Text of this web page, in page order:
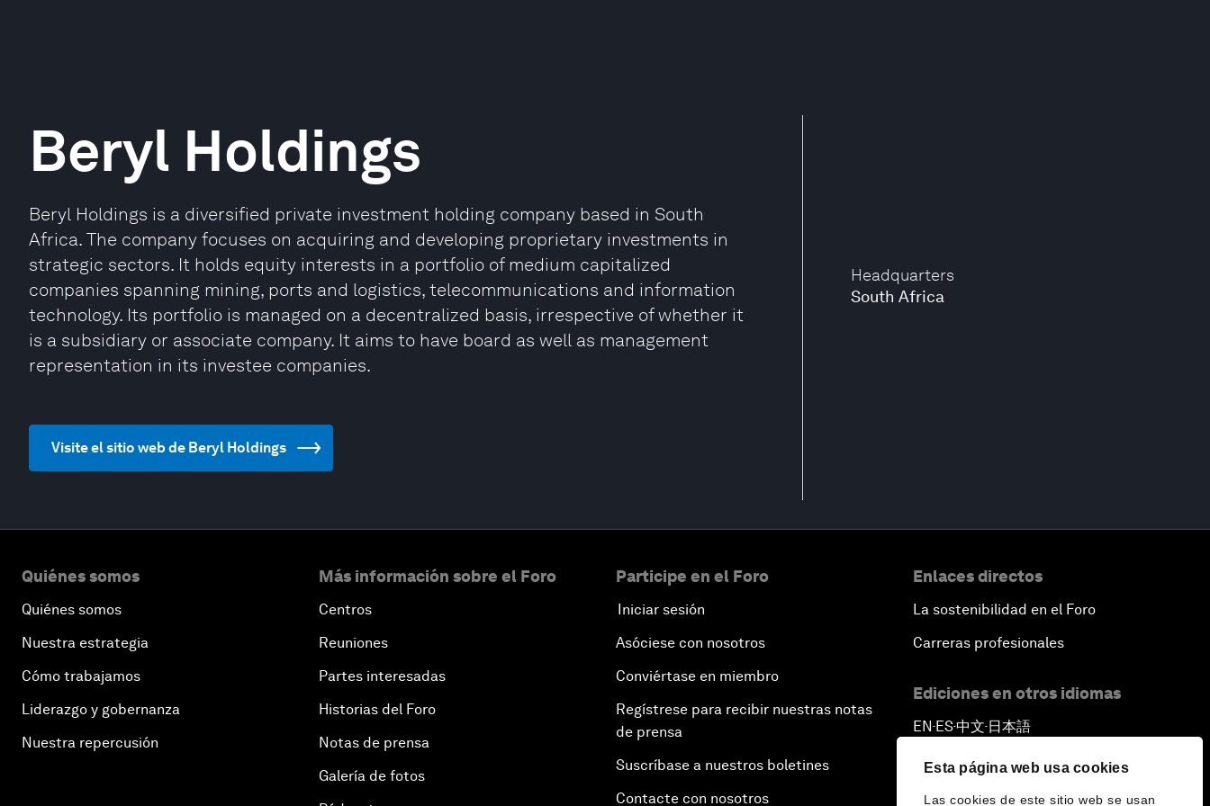
Esta página web usa cookies
Las cookies de este sitio web se usan
Headquarters
South Africa
Beryl Holdings
Beryl Holdings is a diversified private investment holding company based in South
Africa. The company focuses on acquiring and developing proprietary investments in
strategic sectors. It holds equity interests in a portfolio of medium capitalized
companies spanning mining, ports and logistics, telecommunications and information
technology. Its portfolio is managed on a decentralized basis, irrespective of whether it
is a subsidiary or associate company. It aims to have board as well as management
representation in its investee companies.
Visite el sitio web de Beryl Holdings
Quiénes somos
Quiénes somos
Nuestra estrategia
Cómo trabajamos
Liderazgo y gobernanza
Nuestra repercusión
Más información sobre el Foro
Centros
Reuniones
Partes interesadas
Historias del Foro
Notas de prensa
Galería de fotos
Participe en el Foro
Iniciar sesión
Asóciese con nosotros
Conviértase en miembro
Regístrese para recibir nuestras notas
de prensa
Suscríbase a nuestros boletines
Contacte con nosotros
Enlaces directos
La sostenibilidad en el Foro
Carreras profesionales
Ediciones en otros idiomas
EN ▪ES▪中文▪ 日本語